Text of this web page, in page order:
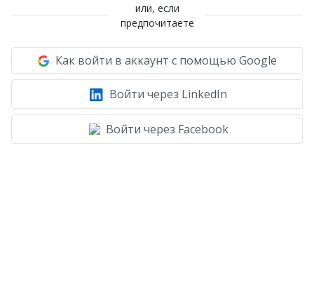
или, если
предпочитаете
Как войти в аккаунт с помощью Google
Войти через LinkedIn
Войти через Facebook